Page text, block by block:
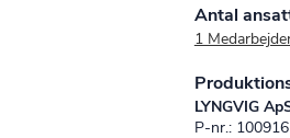
Antal
1
LYNGVIG
P-nr.: